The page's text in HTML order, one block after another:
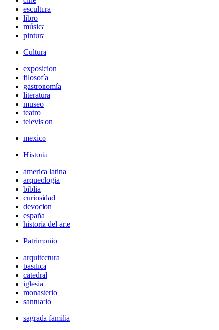
escultura
libro
música
pintura
Cultura
exposicion
filosofía
gastronomía
literatura
museo
teatro
television
mexico
Historia
america latina
arqueologia
biblia
curiosidad
devocion
españa
historia del arte
Patrimonio
arquitectura
basilica
catedral
iglesia
monasterio
santuario
sagrada familia